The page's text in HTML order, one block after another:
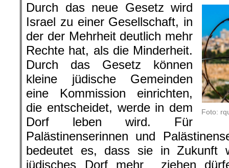
Foto:
Durch das neue Gesetz wird
Israel zu einer Gesellschaft, in
der der Mehrheit deutlich mehr
Rechte hat, als die Minderheit.
Durch das Gesetz können
kleine jüdische Gemeinden
eine Kommission einrichten,
die entscheidet, werde in dem
Dorf leben wird. Für
Palästinenserinnen und
bedeutet es, dass sie in Zukunft
jüdisches Dorf mehr ziehen